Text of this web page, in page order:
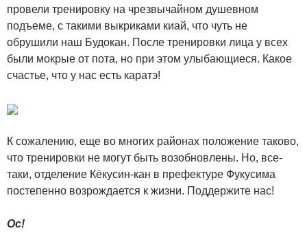
провели тренировку на чрезвычайном душевном
подъеме, с такими выкриками киай, что чуть не
обрушили наш Будокан. После тренировки лица у всех
были мокрые от пота, но при этом улыбающиеся. Какое
счастье, что у нас есть каратэ!
К сожалению, еще во многих районах положение таково,
что тренировки не могут быть возобновлены. Но, все-
таки, отделение Кёкусин-кан в префектуре Фукусима
постепенно возрождается к жизни. Поддержите нас!
Ос!